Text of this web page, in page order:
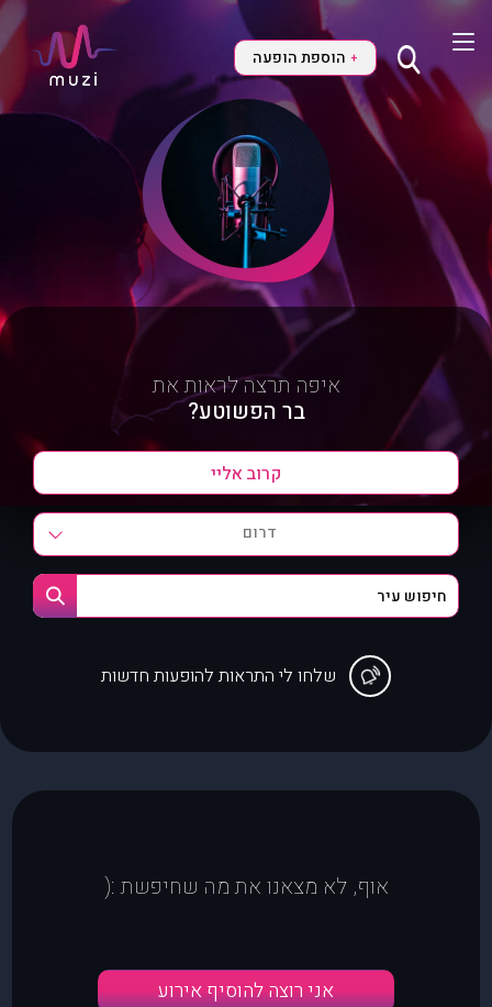
+ הוספת הופעה
איפה תרצה לראות את
בר הפשוטע?
דרום
שלחו לי התראות להופעות חדשות
אוף, לא מצאנו את מה שחיפשת :(
אני רוצה להוסיף אירוע